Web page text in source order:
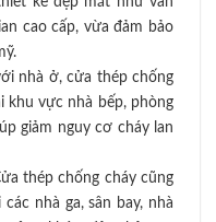
cao cấp, vừa đảm bảo
nhà ở, cửa thép chống
khu vực nhà bếp, phòng
giảm nguy cơ cháy lan
thép chống cháy cũng
nhà ga, sân bay, nhà